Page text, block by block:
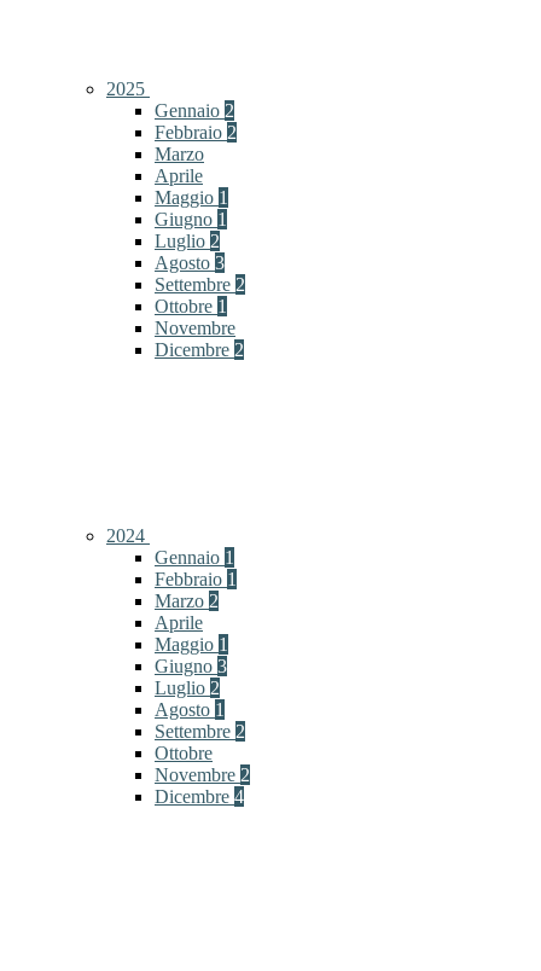
2025
Gennaio 2
Febbraio 2
Marzo
Aprile
Maggio 1
Giugno 1
Luglio 2
Agosto 3
Settembre 2
Ottobre 1
Novembre
Dicembre 2
2024
Gennaio 1
Febbraio 1
Marzo 2
Aprile
Maggio 1
Giugno 3
Luglio 2
Agosto 1
Settembre 2
Ottobre
Novembre 2
Dicembre 4